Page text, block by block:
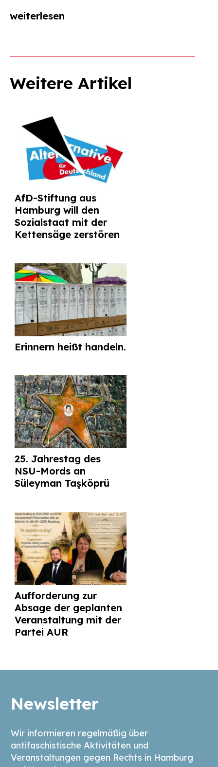
weiterlesen
Weitere Artikel
AfD-Stiftung aus
Hamburg will den
Sozialstaat mit der
Kettensäge zerstören
Erinnern heißt handeln.
25. Jahrestag des
NSU-Mords an
Süleyman Taşköprü
Aufforderung zur
Absage der geplanten
Veranstaltung mit der
Partei AUR
Newsletter
Wir informieren regelmäßig über
antifaschistische Aktivitäten und
Veranstaltungen gegen Rechts in Hamburg